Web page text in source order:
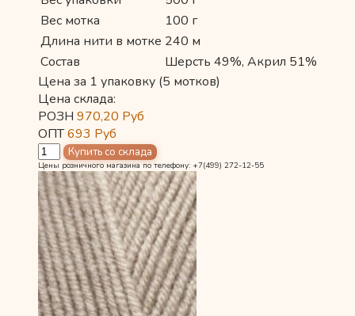
Вес мотка
100 г
Длина нити в мотке 240 м
Состав
Шерсть 49%, Акрил 51%
Цена за 1 упаковку (5 мотков)
Цена склада:
РОЗН 970,20 Руб
ОПТ693 Руб
Цены розничного магазина по телефону: +7(499) 272-12-55